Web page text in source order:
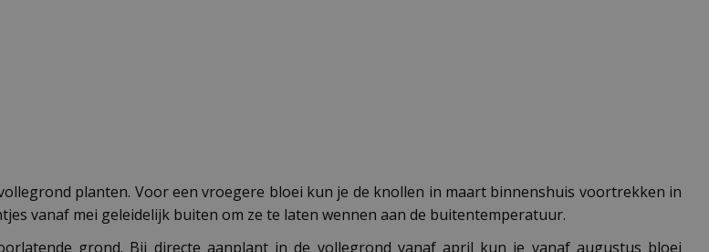
planten. Voor een vroegere bloei kun je de knollen in maart binnenshuis voortrekken in
vanaf mei geleidelijk buiten om ze te laten wennen aan de buitentemperatuur.
grond. Bij directe aanplant in de vollegrond vanaf april kun je vanaf augustus bloei